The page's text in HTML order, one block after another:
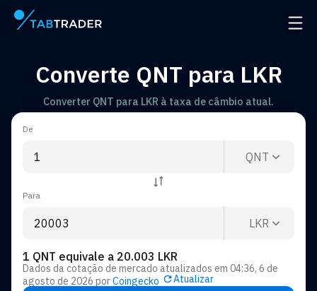
Página principal Abrir
Converte QNT para LKR
Converter QNT para LKR à taxa de câmbio atual.
De
QNT
Para
LKR
1 QNT equivale a 20.003 LKR
Dados da cotação de mercado atualizados em 04:36, 6 de
agosto de 2026 porCoingecko Atualizar